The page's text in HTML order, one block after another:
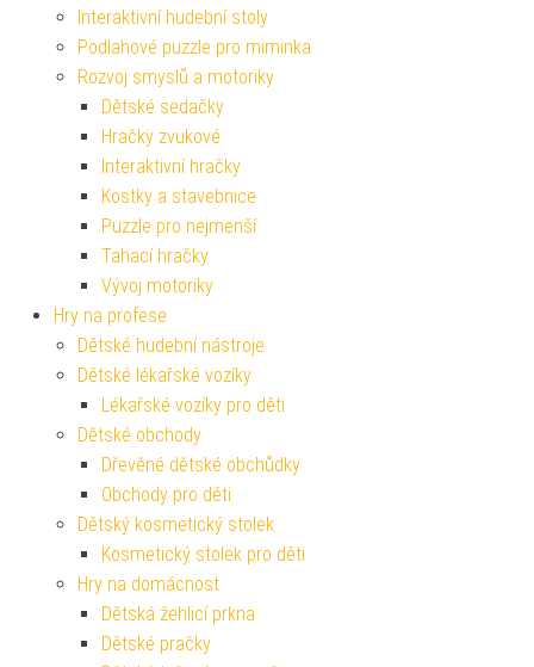
Interaktivní hudební stoly
Podlahové puzzle pro miminka
Rozvoj smyslů a motoriky
Dětské sedačky
Hračky zvukové
Interaktivní hračky
Kostky a stavebnice
Puzzle pro nejmenší
Tahací hračky
Vývoj motoriky
Hry na profese
Dětské hudební nástroje
Dětské lékařské vozíky
Lékařské vozíky pro děti
Dětské obchody
Dřevěné dětské obchůdky
Obchody pro děti
Dětský kosmetický stolek
Kosmetický stolek pro děti
Hry na domácnost
Dětská žehlicí prkna
Dětské pračky